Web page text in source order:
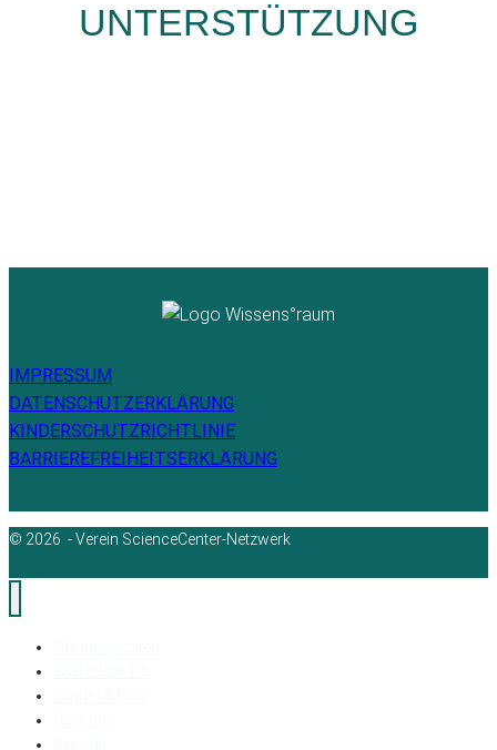
UNTERSTÜTZUNG
IMPRESSUM
DATENSCHUTZERKLÄRUNG
KINDERSCHUTZRICHTLINIE
BARRIEREFREIHEITSERKLÄRUNG
© 2026 - Verein ScienceCenter-Netzwerk